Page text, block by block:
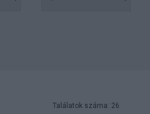
Találatok száma: 26